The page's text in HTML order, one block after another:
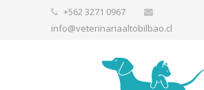
+562 3271 0967
info@veterinariaaltobilbao.cl